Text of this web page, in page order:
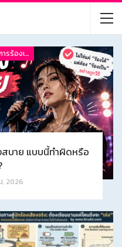
บทความเกี่ยวกับการร้องเพลง
สบาย แบบนี้ทำผิดหรือ
2026